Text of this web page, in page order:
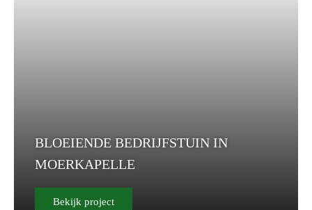
BLOEIENDE BEDRIJFSTUIN IN
MOERKAPELLE
Bekijk project